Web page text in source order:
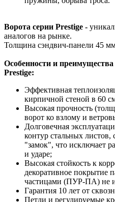
Ворота серии Prestige -
аналогов на рынке.
Толщина сэндвич-панели 45
Особенности и
Prestige:
Эффективная
кирпичной стеной в 60
Высокая прочность
ворот ко взлому и
Долговечная
контур стальных
"замок", что исключает
и ударе;
Высокая стойкость к
декоративное покрытие
частицами (ПУР-ПА) не
Гарантия 10 лет от
Петли и регулируемые